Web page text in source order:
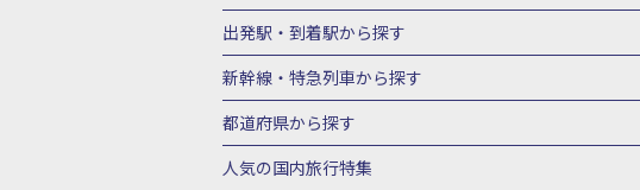
JR・新幹線＋ホテルパック
出発駅・到着駅から探す
秋田⇔東京 新幹線パック
富山⇔東京 新幹線パック
東京→青森 新幹線パック
東京→新潟 新幹線パック
東京⇔軽井沢 新幹線パック
東京→京都 新幹線パック
新幹線・特急列車から探す
北海道新幹線 旅行
上越新幹線 旅行
山陽新幹線 旅行 九州新幹線 旅行
都道府県から探す
北海道旅行・ツアー
人気の国内旅行特集